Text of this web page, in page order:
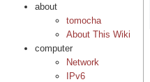
about
tomocha
About This Wiki
computer
Network
IPv6